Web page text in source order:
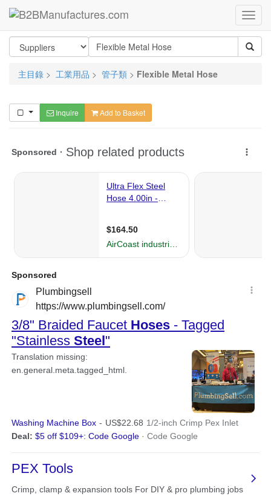
主目錄 > 工業用品 > 管子類 > Flexible Metal Hose
Inquire Add to Basket